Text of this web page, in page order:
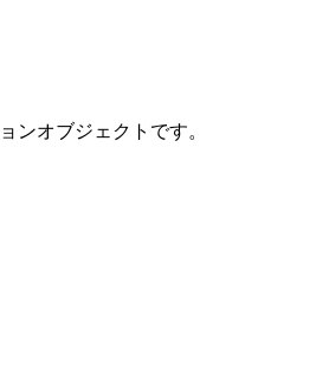
ンオブジェクトです。